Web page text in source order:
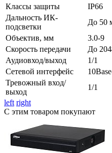
Классы защиты
IP66
Дальность ИК-
подсветки
До 50
Объектив, мм
3.0-9
Скорость передачи
До
Аудиовход/выход
1/1
Сетевой интерфейс
Тревожный вход/
выход
1/1
left right
С этим товаром покупают